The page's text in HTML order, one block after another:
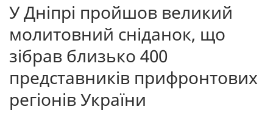
У Дніпрі пройшов великий
молитовний сніданок, що
зібрав близько 400
представників прифронтових
регіонів України